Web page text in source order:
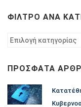
ΦΊΛΤΡΟ ΑΝΆ
Φίλτρο
ΠΡΌΣΦΑΤΑ